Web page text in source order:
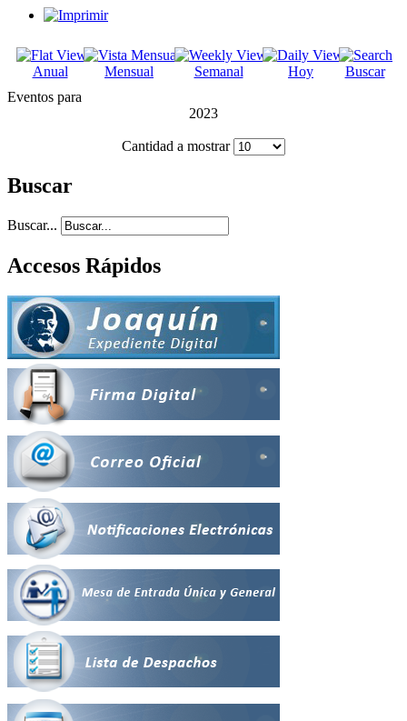
Anual Mensual Semanal Hoy
Buscar
Eventos para
2023
Cantidad a mostrar
Buscar
Buscar...
Accesos Rápidos